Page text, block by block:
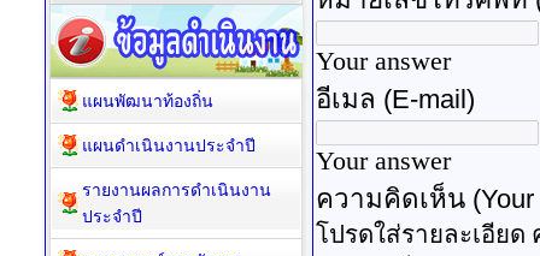
หน่วยตรวจสอบภายใน
แผนพัฒนาท้องถิ่น
แผนดำเนินงานประจำปี
รายงานผลการดำเนินงาน
ประจำปี